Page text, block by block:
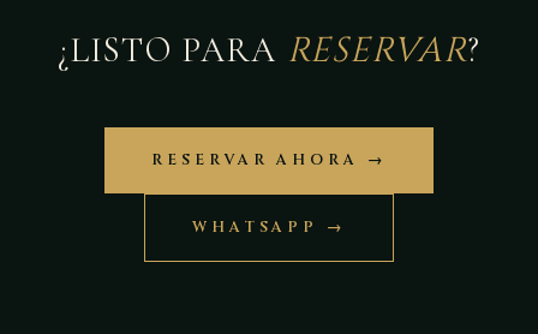
¿LISTO PARA RESERVAR?
RESERVAR AHORA →
WHATSAPP →